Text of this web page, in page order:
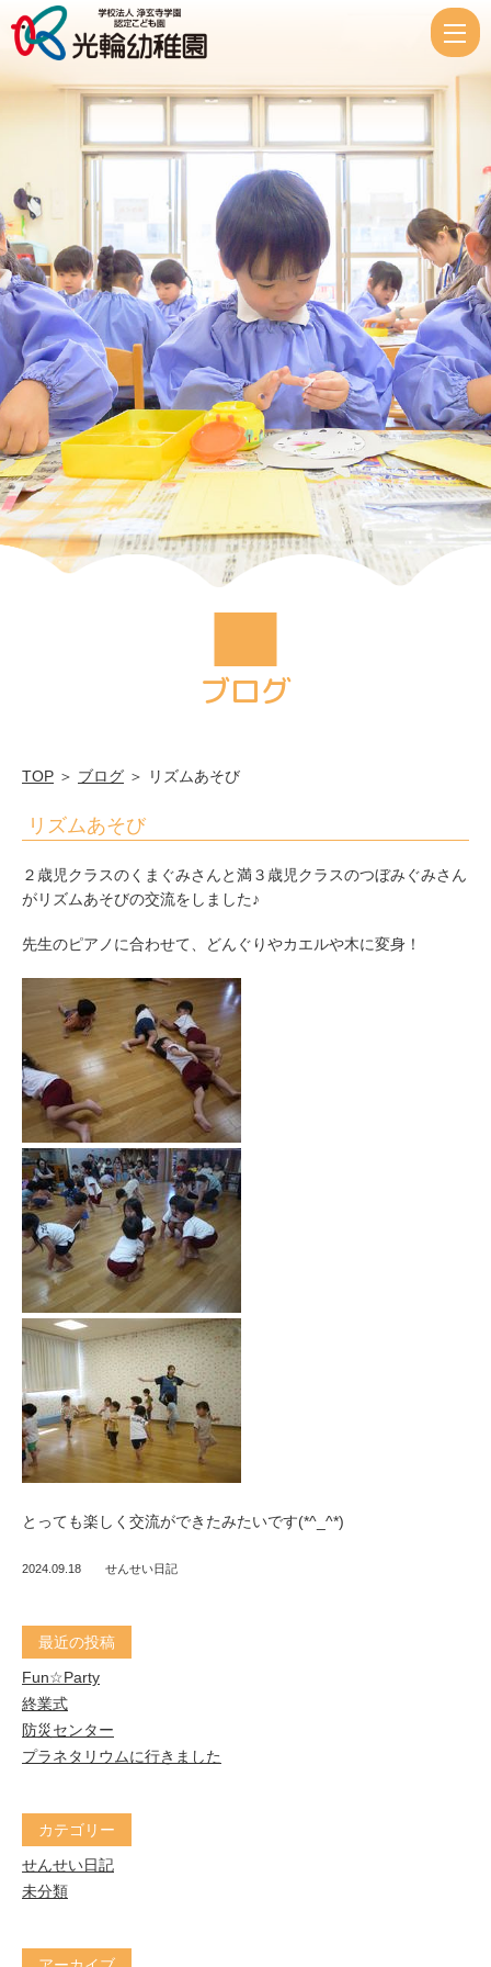
リ
ズ
ム
あ
そ
び
|
認
定
こ
ど
も
光
輪
幼
ブログ
TOP ＞ ブログ ＞ リズムあそび
リズムあそび
２歳児クラスのくまぐみさんと満３歳児クラスのつぼみぐみさん
がリズムあそびの交流をしました♪
先生のピアノに合わせて、どんぐりやカエルや木に変身！
とっても楽しく交流ができたみたいです(*^_^*)
2024.09.18 せんせい日記
最近の投稿
Fun☆Party
終業式
防災センター
プラネタリウムに行きました
カテゴリー
せんせい日記
未分類